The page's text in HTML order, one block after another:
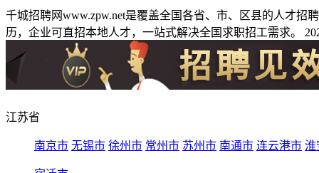
千城招聘网www.zpw.net是覆盖全国各省、市、区县的人才
历，企业可直招本地人才，一站式解决全国求职招工需求。
江苏省
南京市 无锡市 徐州市 常州市 苏州市 南通市 连云港市 淮